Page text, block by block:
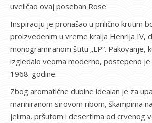
uveličao ovaj poseban Rose.
Inspiraciju je pronašao u prilično krutim
proizvedenim u vreme kralja Henrija IV,
monogramiranom štitu „LP“. Pakovanje,
izgledalo veoma moderno, postepeno
1968. godine.
Zbog aromatične dubine idealan je za
mariniranom sirovom ribom, škampima
jelima, pršutom i desertima od crvenog